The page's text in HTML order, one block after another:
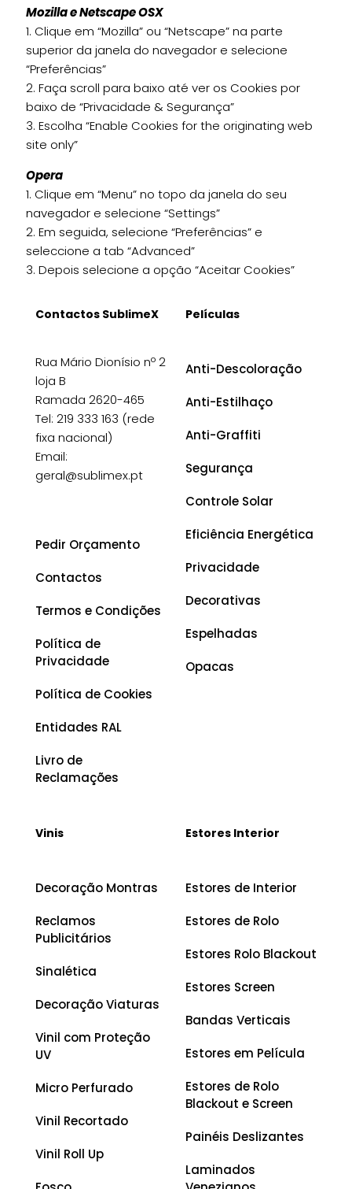
Mozilla e Netscape OSX
1. Clique em “Mozilla” ou “Netscape” na parte
superior da janela do navegador e selecione
“Preferências”
2. Faça scroll para baixo até ver os Cookies por
baixo de “Privacidade & Segurança”
3. Escolha “Enable Cookies for the originating web
site only”
Opera
1. Clique em “Menu” no topo da janela do seu
navegador e selecione “Settings”
2. Em seguida, selecione “Preferências” e
seleccione a tab “Advanced”
3. Depois selecione a opção “Aceitar Cookies”
Contactos SublimeX
Rua Mário Dionísio nº 2
loja B
Ramada 2620-465
Tel: 219 333 163 (rede
fixa nacional)
Email:
geral@sublimex.pt
Pedir Orçamento
Contactos
Termos e Condições
Política de
Privacidade
Política de Cookies
Entidades RAL
Livro de
Reclamações
Películas
Anti-Descoloração
Anti-Estilhaço
Anti-Graffiti
Segurança
Controle Solar
Eficiência Energética
Privacidade
Decorativas
Espelhadas
Opacas
Vinis
Decoração Montras
Reclamos
Publicitários
Sinalética
Decoração Viaturas
Vinil com Proteção
UV
Micro Perfurado
Vinil Recortado
Vinil Roll Up
Estores Interior
Estores de Interior
Estores de Rolo
Estores Rolo Blackout
Estores Screen
Bandas Verticais
Estores em Película
Estores de Rolo
Blackout e Screen
Painéis Deslizantes
Laminados